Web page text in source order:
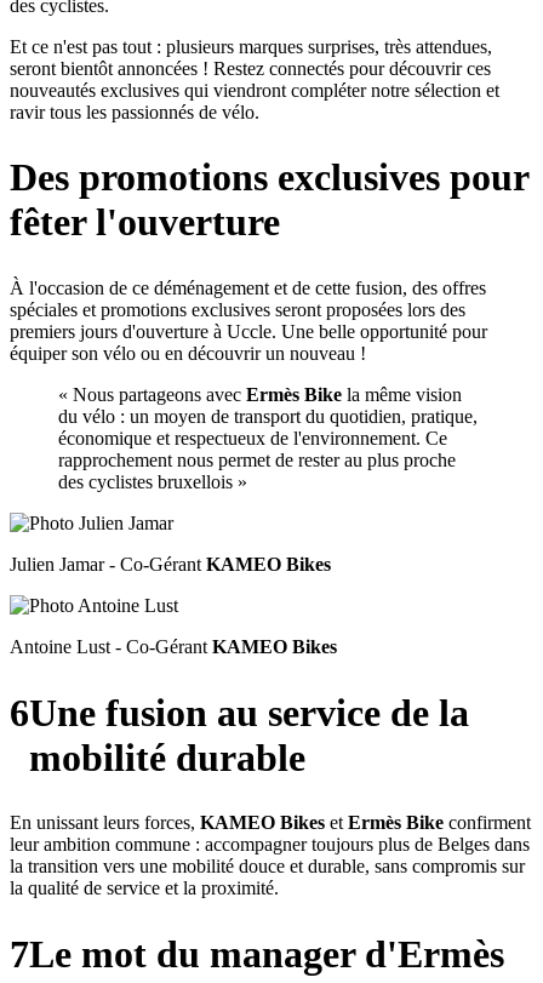
des cyclistes.
Et ce n'est pas tout : plusieurs marques surprises, très attendues,
seront bientôt annoncées ! Restez connectés pour découvrir ces
nouveautés exclusives qui viendront compléter notre sélection et
ravir tous les passionnés de vélo.
Des promotions exclusives pour
fêter l'ouverture
À l'occasion de ce déménagement et de cette fusion, des offres
spéciales et promotions exclusives seront proposées lors des
premiers jours d'ouverture à Uccle. Une belle opportunité pour
équiper son vélo ou en découvrir un nouveau !
« Nous partageons avec Ermès Bike la même vision
du vélo : un moyen de transport du quotidien, pratique,
économique et respectueux de l'environnement. Ce
rapprochement nous permet de rester au plus proche
des cyclistes bruxellois »
Julien Jamar - Co-Gérant KAMEO Bikes
Antoine Lust - Co-Gérant KAMEO Bikes
6Une fusion au service de la
mobilité durable
En unissant leurs forces, KAMEO Bikes et Ermès Bike confirment
leur ambition commune : accompagner toujours plus de Belges dans
la transition vers une mobilité douce et durable, sans compromis sur
la qualité de service et la proximité.
7Le mot du manager d'Ermès